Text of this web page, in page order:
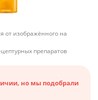
от изображённого на
препаратов
но мы подобрали